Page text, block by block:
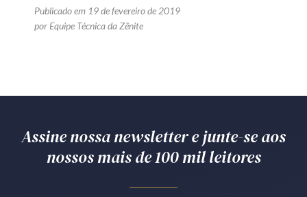
Eventos presenciais
Zênite in Company
Curitiba/PR CEP
Publicado em 19 de fevereiro de 2019
por Equipe Técnica da Zênite
Assine nossa newsletter e junte-se aos
nossos mais de 100 mil leitores